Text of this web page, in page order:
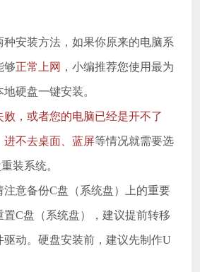
安装方法，如果你原来的电脑系
够正常上网 ，小编推荐您使用最为
硬盘一键安装。
败，或者您的电脑已经是开不了
进不去桌面、蓝屏等情况就需要选
装系统。
意备份C盘（系统盘）上的重要
C盘（系统盘），建议提前转移
动。硬盘安装前，建议先制作U